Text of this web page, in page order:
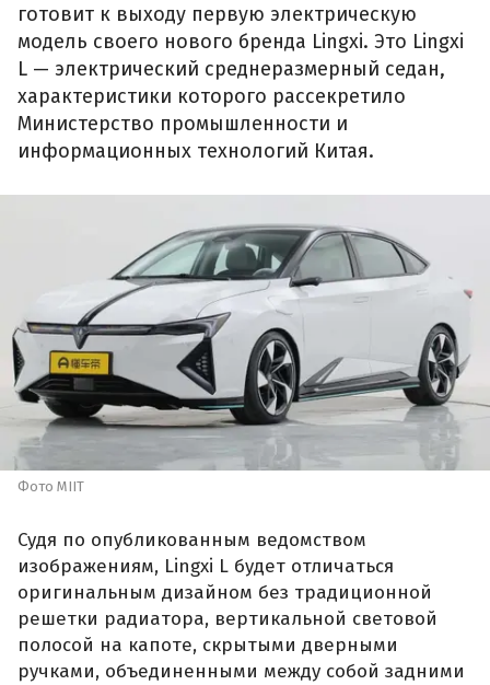
готовит к выходу первую электрическую
модель своего нового бренда Lingxi. Это Lingxi
L — электрический среднеразмерный седан,
характеристики которого рассекретило
Министерство промышленности и
информационных технологий Китая.
Фото MIIT
Судя по опубликованным ведомством
изображениям, Lingxi L будет отличаться
оригинальным дизайном без традиционной
решетки радиатора, вертикальной световой
полосой на капоте, скрытыми дверными
ручками, объединенными между собой задними